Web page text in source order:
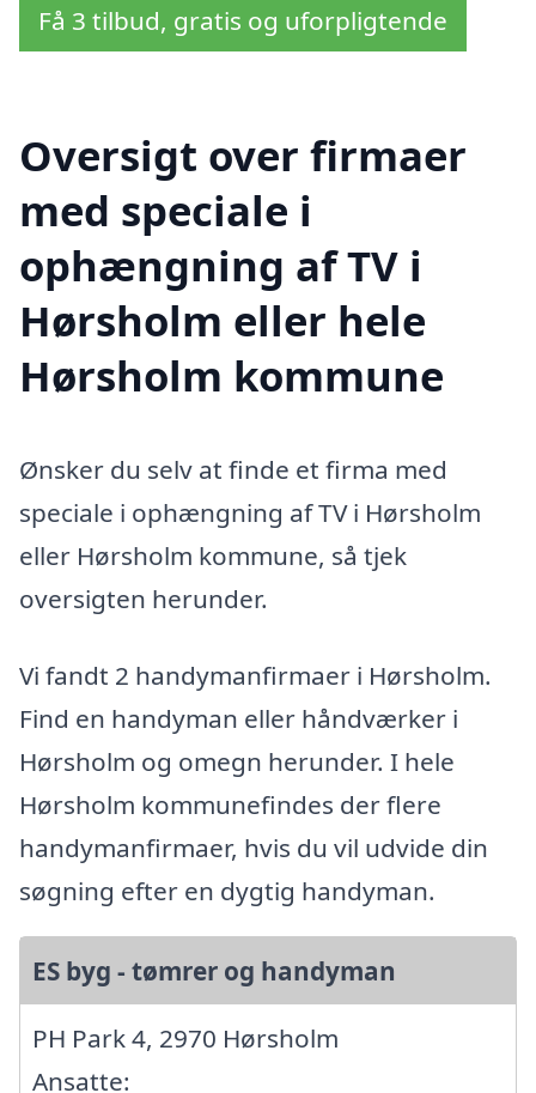
Få 3 tilbud, gratis og uforpligtende
Oversigt over firmaer
med speciale i
ophængning af TV i
Hørsholm eller hele
Hørsholm kommune
Ønsker du selv at finde et firma med
speciale i ophængning af TV i Hørsholm
eller Hørsholm kommune, så tjek
oversigten herunder.
Vi fandt 2 handymanfirmaer i Hørsholm.
Find en handyman eller håndværker i
Hørsholm og omegn herunder. I hele
Hørsholm kommunefindes der flere
handymanfirmaer, hvis du vil udvide din
søgning efter en dygtig handyman.
ES byg - tømrer og handyman
PH Park 4, 2970 Hørsholm
Ansatte: